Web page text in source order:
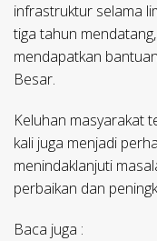
infrastruktur selama
tiga tahun
mendapatkan
Besar.
Keluhan masyarakat
kali juga menjadi
menindaklanjuti
perbaikan dan
Baca juga :